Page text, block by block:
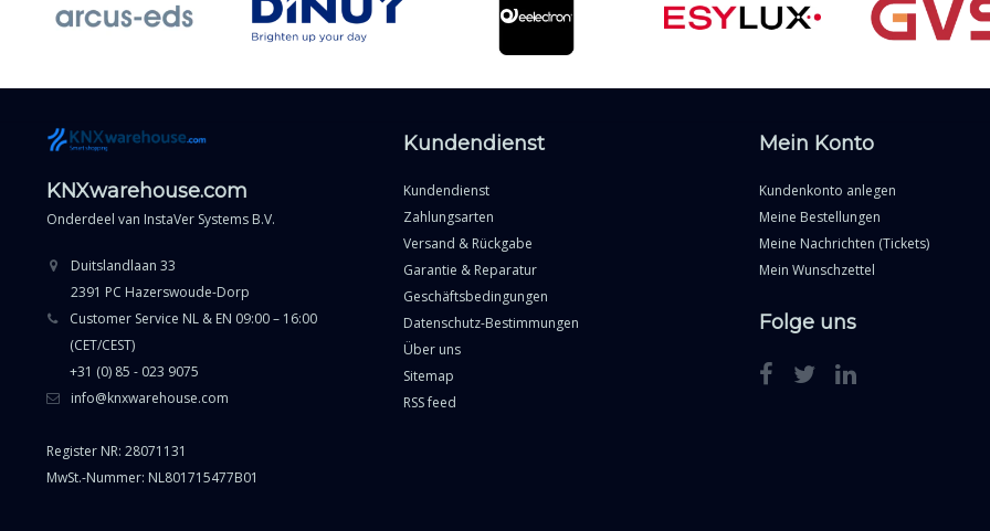
KNXwarehouse.com
Onderdeel van InstaVer Systems B.V.
Duitslandlaan 33
2391 PC Hazerswoude-Dorp
Customer Service NL & EN 09:00 – 16:00
(CET/CEST)
+31 (0) 85 - 023 9075
info@knxwarehouse.com
Register NR: 28071131
MwSt.-Nummer: NL801715477B01
Kundendienst
Kundendienst
Zahlungsarten
Versand & Rückgabe
Garantie & Reparatur
Geschäftsbedingungen
Datenschutz-Bestimmungen
Über uns
Sitemap
RSS feed
Mein Konto
Kundenkonto anlegen
Meine Bestellungen
Meine Nachrichten (Tickets)
Mein Wunschzettel
Folge uns